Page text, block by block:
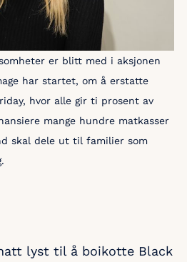
er blitt med i aksjonen
har startet, om å erstatte
hvor alle gir ti prosent av
mange hundre matkasser
skal dele ut til familier som
lyst til å boikotte Black